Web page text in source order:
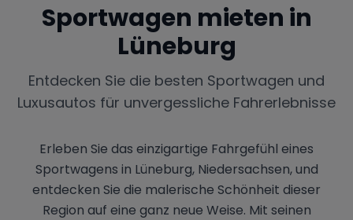
Sportwagen mieten in
Lüneburg
Entdecken Sie die besten Sportwagen und
Luxusautos für unvergessliche Fahrerlebnisse
Erleben Sie das einzigartige Fahrgefühl eines
Sportwagens in Lüneburg, Niedersachsen, und
entdecken Sie die malerische Schönheit dieser
Region auf eine ganz neue Weise. Mit seinen